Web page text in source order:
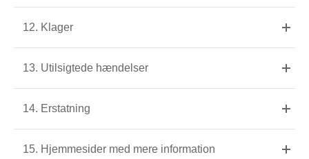
12. Klager
13. Utilsigtede hændelser
14. Erstatning
15. Hjemmesider med mere information